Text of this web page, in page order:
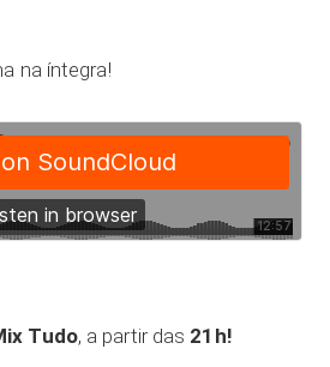
na íntegra!
Tudo, a partir das 21h!